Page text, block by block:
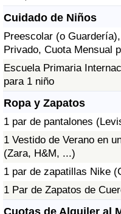
Cuidado de Niños
Preescolar (o
Privado, Cuota Mensual
Escuela Primaria
para 1 niño
Ropa y Zapatos
1 par de pantalones
1 Vestido de Verano en
(Zara, H&M, ...)
1 par de zapatillas Nike
1 Par de Zapatos de